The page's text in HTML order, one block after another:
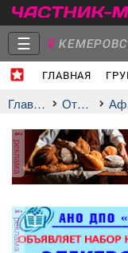
☰
ГЛАВНАЯ
Объявления
Главная Отдых афиша
реклама
реклама